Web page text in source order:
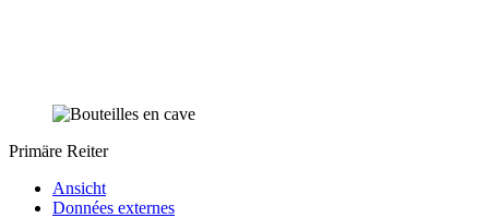
Primäre Reiter
Ansicht
Données externes